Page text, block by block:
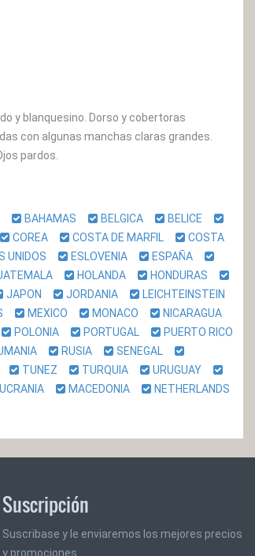
y blanquesino. Dorso y cobertoras
con algunas manchas claras grandes.
pardos.
BAHAMAS BELGICA
BELICE
COREA COSTA DE MARFIL
COSTA
UNIDOS ESLOVENIA
ESPAÑA
HOLANDA
HONDURAS
JAPON JORDANIA
LEICHTEINSTEIN
MEXICO MONACO
NICARAGUA
POLONIA PORTUGAL
PUERTO RICO
RUSIA
SENEGAL
TUNEZ TURQUIA
URUGUAY
UCRANIA MACEDONIA
NETHERLANDS
Suscripción
Suscribase y le enviaremos los mejores precios
y promociones